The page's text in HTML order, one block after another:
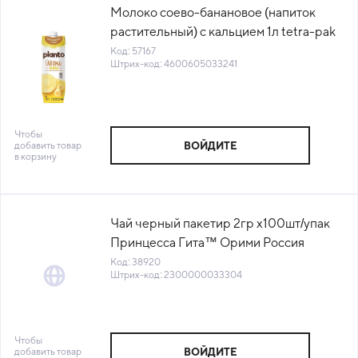
Молоко соево-банановое (напиток
растительный) с кальцием 1л tetra-pak
Planto™ (195503) (КОД 57167) (0°С)
Код: 57167
Штрих-код: 4600605033241
Чтобы
добавить товар
в корзину
ВОЙДИТЕ
Чай черный пакетир 2гр х100шт/упак
Принцесса Гита™ Орими Россия
(0249-16-1) (КОД 38920) (+18°С)
Код: 38920
Штрих-код: 2300000033304
Чтобы
добавить товар
ВОЙДИТЕ